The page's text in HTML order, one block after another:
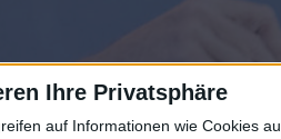
Ihre Privatsphäre
auf Informationen wie Cookies